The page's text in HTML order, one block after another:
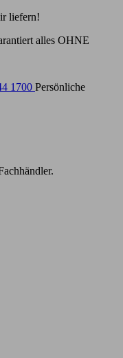
liefern!
alles OHNE
1700 Persönliche